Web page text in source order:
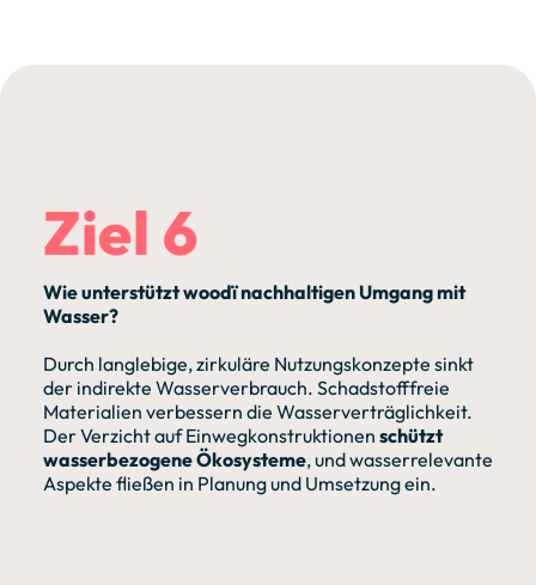
Ziel 6
Wie unterstützt woodï nachhaltigen Umgang mit
Wasser?
Durch langlebige, zirkuläre Nutzungskonzepte sinkt
der indirekte Wasserverbrauch. Schadstofffreie
Materialien verbessern die Wasserverträglichkeit.
Der Verzicht auf Einwegkonstruktionen schützt
wasserbezogene Ökosysteme, und wasserrelevante
Aspekte fließen in Planung und Umsetzung ein.